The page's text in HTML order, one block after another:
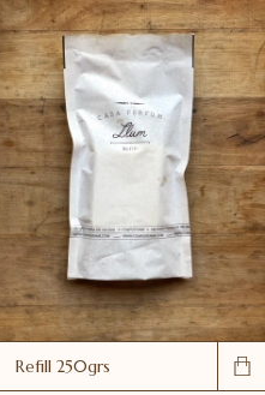
Refill 250grs